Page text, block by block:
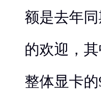
额是去年
的欢迎，
整体显卡